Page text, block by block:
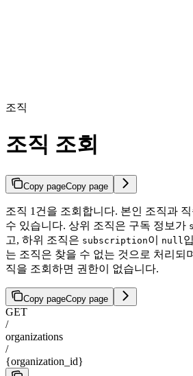
조직
조직 조회
Copy pageCopy page
조직 1건을 조회합니다. 본인 조직과
수 있습니다. 상위 조직은 구독 정보가
고, 하위 조직은 subscription이 null
는 조직은 찾을 수 없는 것으로 처리되
직을 조회하면 권한이 없습니다.
Copy pageCopy page
GET
/
organizations
/
{organization_id}